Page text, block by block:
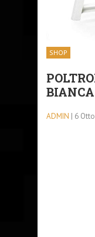
SHOP
BIANCA
ADMIN | 6